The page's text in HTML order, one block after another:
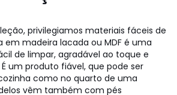
privilegiamos materiais fáceis de
em madeira lacada ou MDF é uma
de limpar, agradável ao toque e
um produto fiável, que pode ser
como no quarto de uma
vêm também com pés